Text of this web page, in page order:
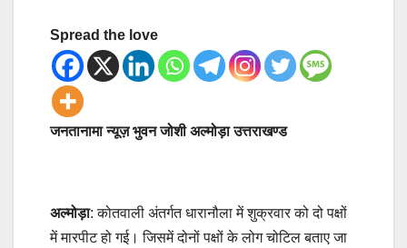
Spread the love
जनतानामा न्यूज़ भुवन जोशी अल्मोड़ा उत्तराखण्ड
अल्मोड़ा: कोतवाली अंतर्गत धारानौला में शुक्रवार को दो पक्षों
में मारपीट हो गई। जिसमें दोनों पक्षों के लोग चोटिल बताए जा